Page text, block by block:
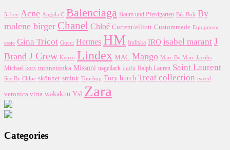
5-free Acne Angela C Balenciaga Baum und Pferdgarten Bik Bok By
malene birger Chanel Chloé Current/elliott Custommade Equipment
essie Gina Tricot Gucci Hermes HM Indiska IRO isabel marant J
Brand J Crew Kenzo Lindex MAC Mango Marc By Marc Jacobs
Michael kors minnetonka Missoni nagellack outfit Ralph Lauren Saint Laurent
See By Chloe skönhet smink Topshop Tory burch Treat collection tweed
veronica virta wakakuu Ysl Zara
Categories